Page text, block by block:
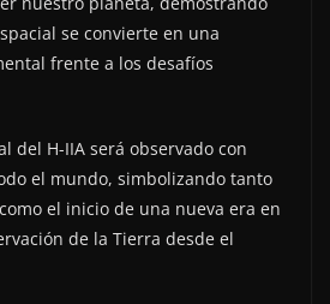
se convierte en una
frente a los desafíos
del H-IIA será observado con
el mundo, simbolizando tanto
el inicio de una nueva era en
de la Tierra desde el